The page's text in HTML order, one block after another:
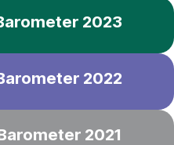
2023
2022
2021